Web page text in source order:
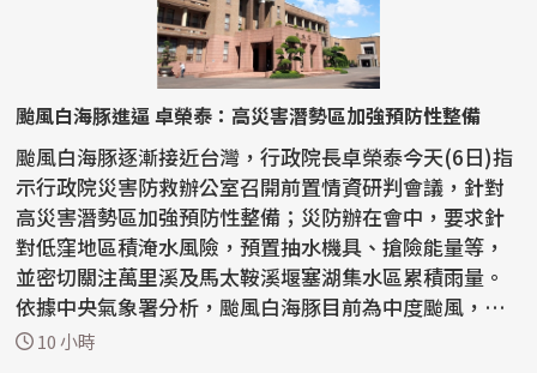
颱風白海豚進逼 卓榮泰：高災害潛勢區加強預防性整備
颱風白海豚逐漸接近台灣，行政院長卓榮泰今天(6日)指
示行政院災害防救辦公室召開前置情資研判會議，針對
高災害潛勢區加強預防性整備；災防辦在會中，要求針
對低窪地區積淹水風險，預置抽水機具、搶險能量等，
並密切關注萬里溪及馬太鞍溪堰塞湖集水區累積雨量。
依據中央氣象署分析，颱風白海豚目前為中度颱風，預
計7日...
10 小時